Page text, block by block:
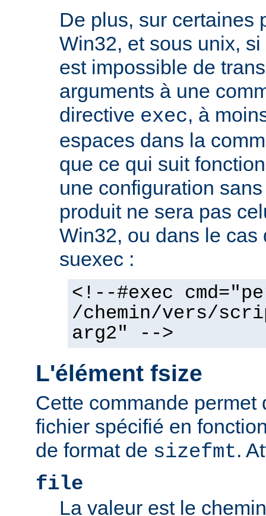
De plus, sur certaines
Win32, et sous unix,
est impossible de
arguments à une
directive exec, à
espaces dans la
que ce qui suit
une configuration
produit ne sera pas
Win32, ou dans le cas
suexec :
<!--#exec
/chemin/vers/
arg2" -->
L'élément fsize
Cette commande permet
fichier spécifié en
de format de sizefmt.
file
La valeur est le